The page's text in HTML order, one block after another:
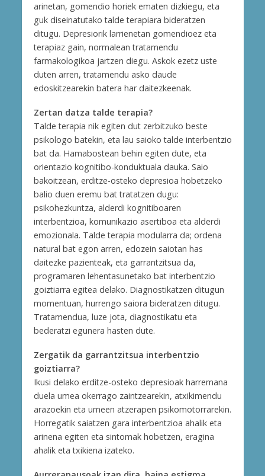
arinetan, gomendio horiek ematen dizkiegu, eta
guk diseinatutako talde terapiara bideratzen
ditugu. Depresiorik larrienetan gomendioez eta
terapiaz gain, normalean tratamendu
farmakologikoa jartzen diegu. Askok ezetz uste
duten arren, tratamendu asko daude
edoskitzearekin batera har daitezkeenak.
Zertan datza talde terapia?
Talde terapia nik egiten dut zerbitzuko beste
psikologo batekin, eta lau saioko talde interbentzio
bat da. Hamabostean behin egiten dute, eta
orientazio kognitibo-konduktuala dauka. Saio
bakoitzean, erditze-osteko depresioa hobetzeko
balio duen eremu bat tratatzen dugu:
psikohezkuntza, alderdi kognitiboaren
interbentzioa, komunikazio asertiboa eta alderdi
emozionala. Talde terapia modularra da; ordena
natural bat egon arren, edozein saiotan has
daitezke pazienteak, eta garrantzitsua da,
programaren lehentasunetako bat interbentzio
goiztiarra egitea delako. Diagnostikatzen ditugun
momentuan, hurrengo saiora bideratzen ditugu.
Tratamendua, luze jota, diagnostikatu eta
bederatzi egunera hasten dute.
Zergatik da garrantzitsua interbentzio
goiztiarra?
Ikusi delako erditze-osteko depresioak harremana
duela umea okerrago zaintzearekin, atxikimendu
arazoekin eta umeen atzerapen psikomotorrarekin.
Horregatik saiatzen gara interbentzioa ahalik eta
arinena egiten eta sintomak hobetzen, eragina
ahalik eta txikiena izateko.